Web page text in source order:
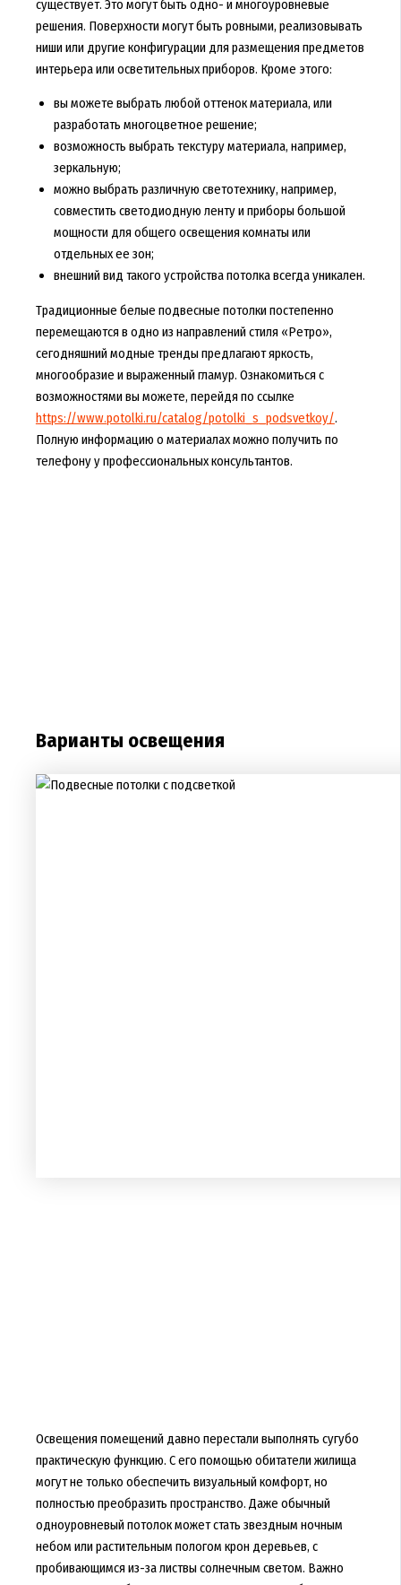
существует. Это могут быть одно- и многоуровневые
решения. Поверхности могут быть ровными, реализовывать
ниши или другие конфигурации для размещения предметов
интерьера или осветительных приборов. Кроме этого:
вы можете выбрать любой оттенок материала, или
разработать многоцветное решение;
возможность выбрать текстуру материала, например,
зеркальную;
можно выбрать различную светотехнику, например,
совместить светодиодную ленту и приборы большой
мощности для общего освещения комнаты или
отдельных ее зон;
внешний вид такого устройства потолка всегда уникален.
Традиционные белые подвесные потолки постепенно
перемещаются в одно из направлений стиля «Ретро»,
сегодняшний модные тренды предлагают яркость,
многообразие и выраженный гламур. Ознакомиться с
возможностями вы можете, перейдя по ссылке
https://www.potolki.ru/catalog/potolki_s_podsvetkoy/.
Полную информацию о материалах можно получить по
телефону у профессиональных консультантов.
Варианты освещения
Освещения помещений давно перестали выполнять сугубо
практическую функцию. С его помощью обитатели жилища
могут не только обеспечить визуальный комфорт, но
полностью преобразить пространство. Даже обычный
одноуровневый потолок может стать звездным ночным
небом или растительным пологом крон деревьев, с
пробивающимся из-за листвы солнечным светом. Важно